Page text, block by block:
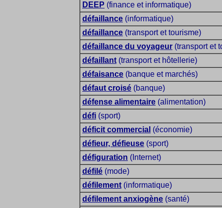
DEEP (finance et informatique)
défaillance (informatique)
défaillance (transport et tourisme)
défaillance du voyageur (transport et
défaillant (transport et hôtellerie)
défaisance (banque et marchés)
défaut croisé (banque)
défense alimentaire (alimentation)
défi (sport)
déficit commercial (économie)
défieur, défieuse (sport)
défiguration (Internet)
défilé (mode)
défilement (informatique)
défilement anxiogène (santé)